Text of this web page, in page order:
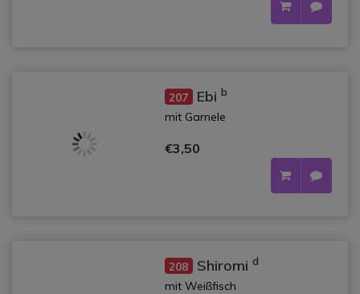
207 Ebi b
mit Garnele
€3,50
208 Shiromi d
mit Weißfisch